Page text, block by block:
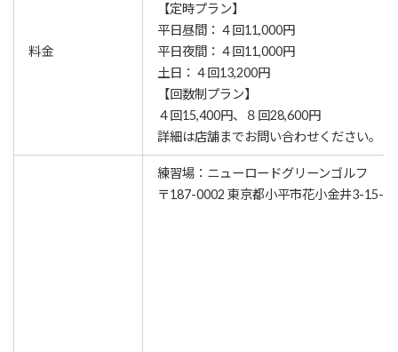
料金
【定時プラン】
平日昼間：４回11,000円
平日夜間：４回11,000円
土日：４回13,200円
【回数制プラン】
４回15,400円、８回28,600円
詳細は店舗までお問い合わせください。
練習場：ニューロードグリーンゴルフ
〒187-0002 東京都小平市花小金井3-15-3